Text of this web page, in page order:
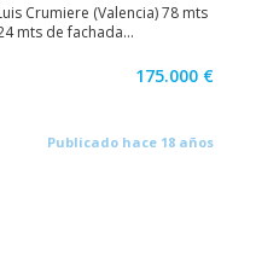
Crumiere (Valencia) 78 mts
mts de fachada...
175.000 €
Publicado hace 18 años